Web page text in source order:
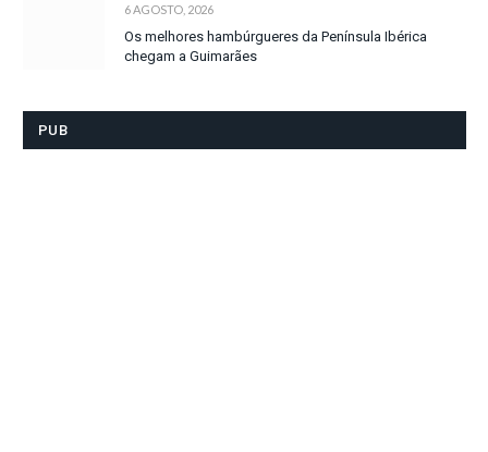
6 AGOSTO, 2026
Os melhores hambúrgueres da Península Ibérica
chegam a Guimarães
PUB